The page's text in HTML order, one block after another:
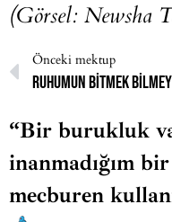
(Görsel: Newsha
Önceki mektup
“Bir burukluk
inanmadığım
mecburen